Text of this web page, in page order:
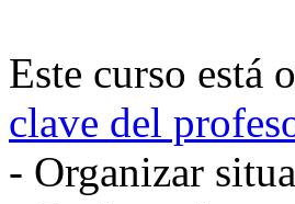
Este curso está
clave del
- Organizar